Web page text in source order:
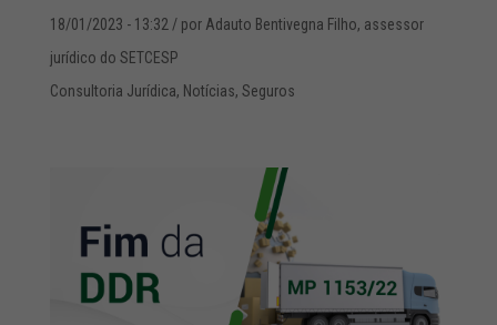
18/01/2023 - 13:32 / por Adauto Bentivegna Filho, assessor
jurídico do SETCESP
Consultoria Jurídica, Notícias, Seguros